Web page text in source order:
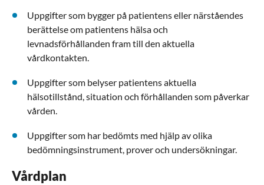
Uppgifter som bygger på patientens eller närståendes
berättelse om patientens hälsa och
levnadsförhållanden fram till den aktuella
vårdkontakten.
Uppgifter som belyser patientens aktuella
hälsotillstånd, situation och förhållanden som påverkar
vården.
Uppgifter som har bedömts med hjälp av olika
bedömningsinstrument, prover och undersökningar.
Vårdplan